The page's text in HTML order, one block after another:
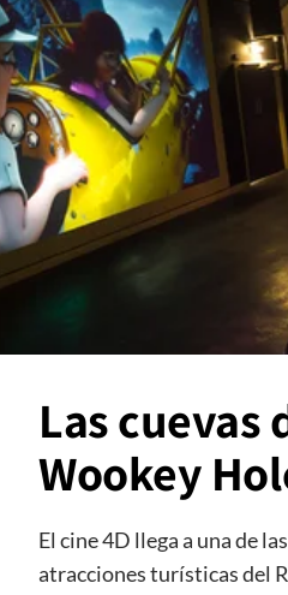
Las cuevas
Wookey
El cine 4D llega a una de
atracciones turísticas del